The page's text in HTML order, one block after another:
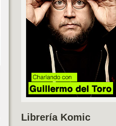
Librería Komic